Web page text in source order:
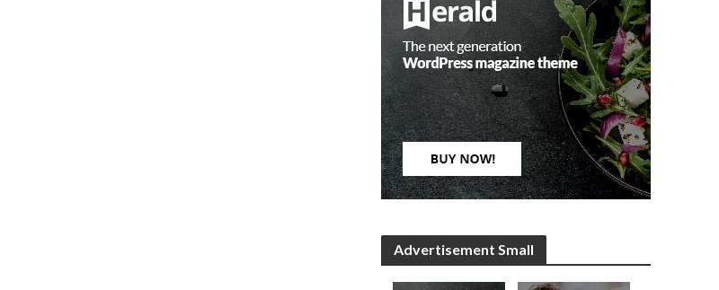
Advertisement Small